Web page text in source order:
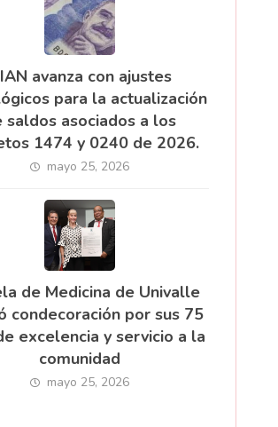
avanza con ajustes
para la actualización
saldos asociados a los
1474 y 0240 de 2026.
mayo 25, 2026
de Medicina de Univalle
condecoración por sus 75
excelencia y servicio a la
comunidad
mayo 25, 2026